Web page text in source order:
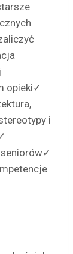
opieki✓
i
✓